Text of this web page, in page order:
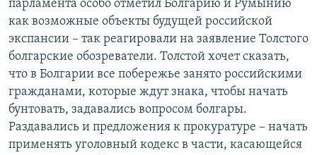
парламента особо отметил Болгарию и Румынию
как возможные объекты будущей российской
экспансии – так реагировали на заявление Толстого
болгарские обозреватели. Толстой хочет сказать,
что в Болгарии все побережье занято российскими
гражданами, которые ждут знака, чтобы начать
бунтовать, задавались вопросом болгары.
Раздавались и предложения к прокуратуре – начать
применять уголовный кодекс в части, касающейся